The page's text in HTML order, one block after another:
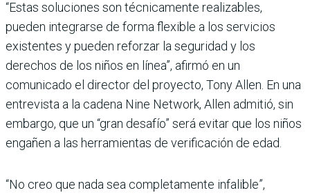
“Estas soluciones son técnicamente realizables,
pueden integrarse de forma flexible a los servicios
existentes y pueden reforzar la seguridad y los
derechos de los niños en línea”, afirmó en un
comunicado el director del proyecto, Tony Allen. En una
entrevista a la cadena Nine Network, Allen admitió, sin
embargo, que un “gran desafío” será evitar que los niños
engañen a las herramientas de verificación de edad.
“No creo que nada sea completamente infalible”,